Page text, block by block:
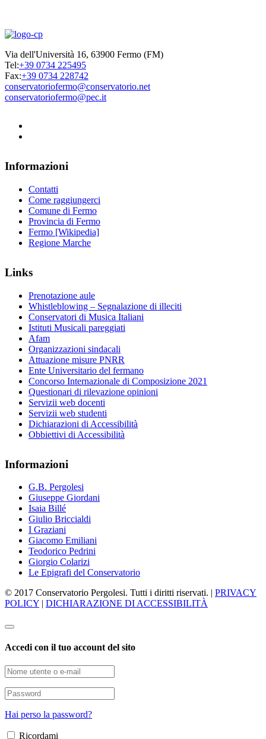
Via dell'Università 16, 63900 Fermo (FM)
Tel:+39 0734 225495
Fax:+39 0734 228742
conservatoriofermo@conservatorio.net
conservatoriofermo@pec.it
Informazioni
Contatti
Come raggiungerci
Comune di Fermo
Provincia di Fermo
Fermo [Wikipedia]
Regione Marche
Links
Prenotazione aule
Whistleblowing – Segnalazione di illeciti
Conservatori di Musica Italiani
Istituti Musicali pareggiati
Afam
Organizzazioni sindacali
Attuazione misure PNRR
Ente Universitario del fermano
Concorso Internazionale di Composizione 2021
Questionari di rilevazione opinioni
Servizii web docenti
Servizii web studenti
Dichiarazioni di Accessibilità
Obbiettivi di Accessibilità
Informazioni
G.B. Pergolesi
Giuseppe Giordani
Isaia Billé
Giulio Briccialdi
I Graziani
Giacomo Emiliani
Teodorico Pedrini
Giorgio Colarizi
Le Epigrafi del Conservatorio
© 2017 Conservatorio Pergolesi. Tutti i diritti riservati. | PRIVACY
POLICY | DICHIARAZIONE DI ACCESSIBILITÀ
Accedi con il tuo account del sito
Hai perso la password?
Ricordami